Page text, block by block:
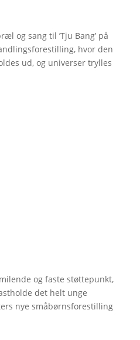
og sang til ’Tju Bang’ på
hvor den
ud, og universer trylles
og faste støttepunkt,
det helt unge
nye småbørnsforestilling